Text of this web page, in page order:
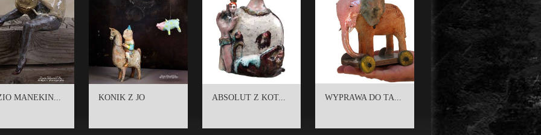
MANEKIN... KONIK Z JO ABSOLUT Z KOT... WYPRAWA DO TA...